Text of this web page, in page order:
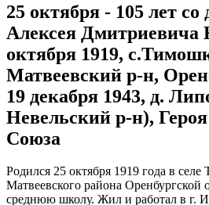
25 октября - 105 лет
Алексея Дмитриевича
октября 1919,
Матвеевский р-н,
19 декабря 1943, д.
Невельский р-н),
Союза
Родился 25 октября 1919 года в
Матвеевского района Оренбургской
среднюю школу. Жил и работал в г.